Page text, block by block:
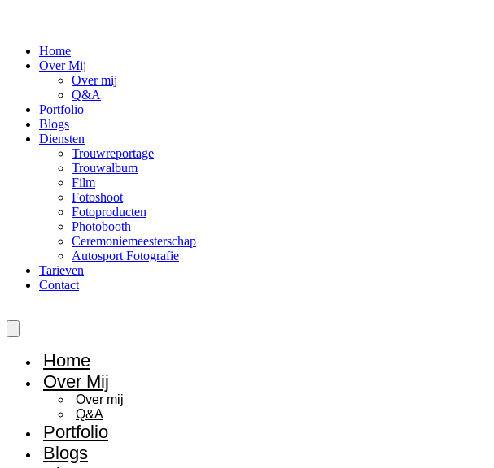
Home
Over Mij
Over mij
Q&A
Portfolio
Blogs
Diensten
Trouwreportage
Trouwalbum
Film
Fotoshoot
Fotoproducten
Photobooth
Ceremoniemeesterschap
Autosport Fotografie
Tarieven
Contact
Home
Over Mij
Over mij
Q&A
Portfolio
Blogs